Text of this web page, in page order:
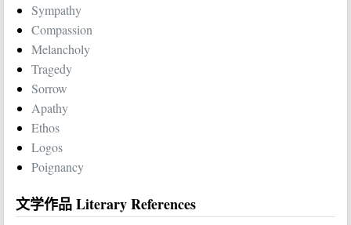
Sympathy
Compassion
Melancholy
Tragedy
Sorrow
Apathy
Ethos
Logos
Poignancy
文学作品 Literary References